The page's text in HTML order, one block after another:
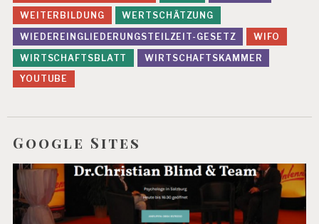
WEITERBILDUNG
WERTSCHÄTZUNG
WIEDEREINGLIEDERUNGSTEILZEIT-GESETZ
WIFO
WIRTSCHAFTSBLATT
WIRTSCHAFTSKAMMER
YOUTUBE
Google Sites